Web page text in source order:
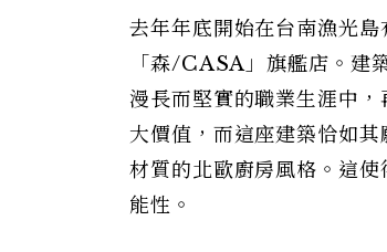
去年年底開始在台南漁光
「森/CASA」旗艦店。建
漫長而堅實的職業生涯中
大價值，而這座建築恰如
材質的北歐廚房風格。這
能性。